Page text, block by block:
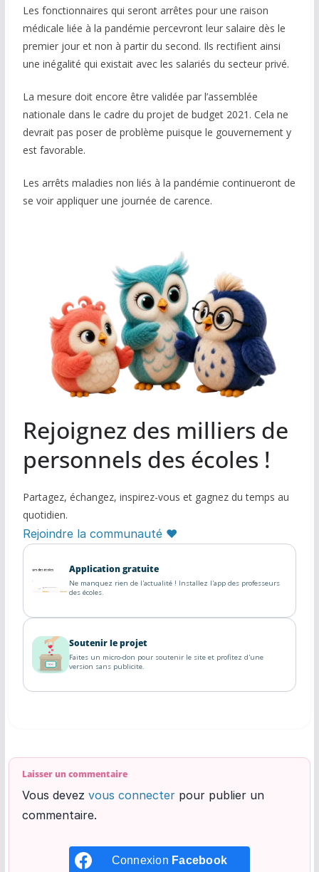
Réseaux sociaux
Petites annonces
AUTRE
Boutique
Humour
Contact
Les fonctionnaires qui seront arrêtes pour une raison
médicale liée à la pandémie percevront leur salaire dès le
premier jour et non à partir du second. Ils rectifient ainsi
une inégalité qui existait avec les salariés du secteur privé.
La mesure doit encore être validée par l’assemblée
nationale dans le cadre du projet de budget 2021. Cela ne
devrait pas poser de problème puisque le gouvernement y
est favorable.
Les arrêts maladies non liés à la pandémie continueront de
se voir appliquer une journée de carence.
Rejoignez des milliers de
personnels des écoles !
Partagez, échangez, inspirez-vous et gagnez du temps au
quotidien.
Rejoindre la communauté ♥
Application gratuite
Ne manquez rien de l'actualité ! Installez l'app des professeurs
des écoles.
Soutenir le projet
Faites un micro-don pour soutenir le site et profitez d'une
version sans publicite.
Laisser un commentaire
Vous devez vous connecterpour publier un
commentaire.
Connexion Facebook